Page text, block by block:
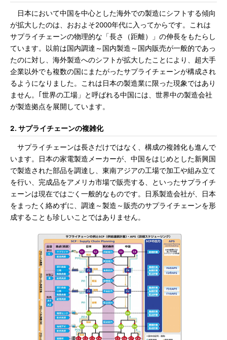
日本において中国を中心とした海外での製造にシフトする傾向
が拡大したのは、おおよそ2000年代に入ってからです。これは
サプライチェーンの物理的な「長さ（距離）」の伸長をもたらし
ています。以前は国内調達～国内製造～国内販売が一般的であっ
たのに対し、海外製造へのシフトが拡大したことにより、超大手
企業以外でも複数の国にまたがったサプライチェーンが構成され
るようになりました。これは日本の製造業に限った現象ではあり
ません。｢世界の工場」と呼ばれる中国には、世界中の製造会社
が製造拠点を展開しています。
2. サプライチェーンの複雑化
サプライチェーンは長さだけではなく、構成の複雑化も進んで
います。日本の家電製造メーカーが、中国をはじめとした新興国
で製造された部品を調達し、東南アジアの工場で加工や組み立て
を行い、完成品をアメリカ市場で販売する、といったサプライチ
ェーンは現在ではごく一般的なものです。日系製造会社が、日本
をまったく絡めずに、調達～製造～販売のサプライチェーンを形
成することも珍しいことではありません。